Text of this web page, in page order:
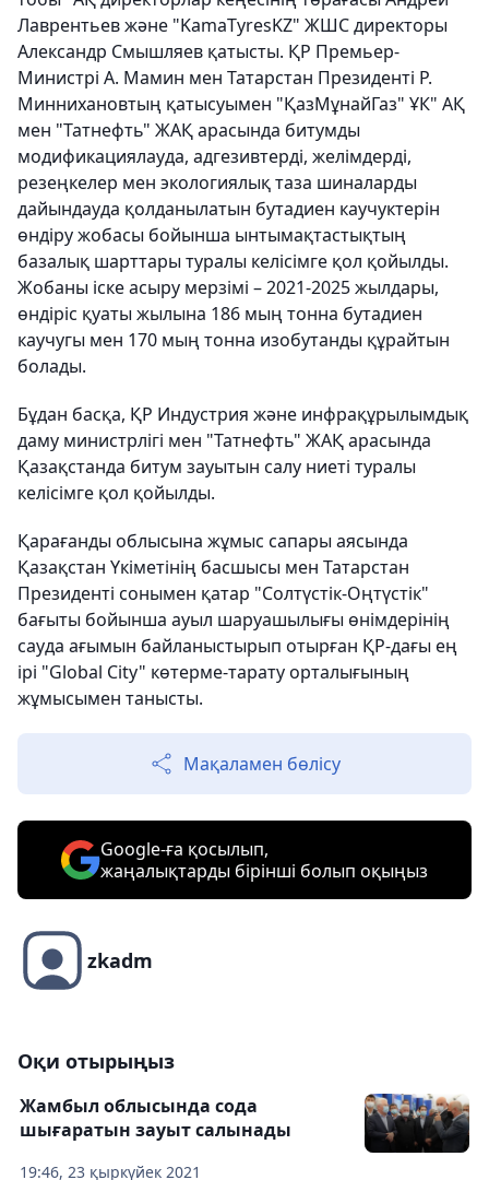
Лаврентьев және "KamaTyresKZ" ЖШС директоры
Александр Смышляев қатысты. ҚР Премьер-
Министрі А. Мамин мен Татарстан Президенті Р.
Миннихановтың қатысуымен "ҚазМұнайГаз" ҰК" АҚ
мен "Татнефть" ЖАҚ арасында битумды
модификациялауда, адгезивтерді, желімдерді,
резеңкелер мен экологиялық таза шиналарды
дайындауда қолданылатын бутадиен каучуктерін
өндіру жобасы бойынша ынтымақтастықтың
базалық шарттары туралы келісімге қол қойылды.
Жобаны іске асыру мерзімі – 2021-2025 жылдары,
өндіріс қуаты жылына 186 мың тонна бутадиен
каучугы мен 170 мың тонна изобутанды құрайтын
болады.
Бұдан басқа, ҚР Индустрия және инфрақұрылымдық
даму министрлігі мен "Татнефть" ЖАҚ арасында
Қазақстанда битум зауытын салу ниеті туралы
келісімге қол қойылды.
Қарағанды облысына жұмыс сапары аясында
Қазақстан Үкіметінің басшысы мен Татарстан
Президенті сонымен қатар "Солтүстік-Оңтүстік"
бағыты бойынша ауыл шаруашылығы өнімдерінің
сауда ағымын байланыстырып отырған ҚР-дағы ең
ірі "Global City" көтерме-тарату орталығының
жұмысымен танысты.
Мақаламен бөлісу
Google-ға қосылып,
жаңалықтарды бірінші болып оқыңыз
zkadm
Оқи отырыңыз
19:46, 23 қыркүйек 2021
Жамбыл облысында сода
шығаратын зауыт салынады